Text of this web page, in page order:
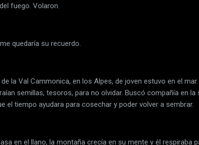
fuego. Volaron.
quedaría su recuerdo.
la Val Cammonica, en los Alpes, de joven estuvo en el mar.
semillas, tesoros, para no olvidar. Buscó compañía en la
el tiempo ayudara para cosechar y poder volver a sembrar.
en el llano, la montaña crecía en su mente y él respiraba